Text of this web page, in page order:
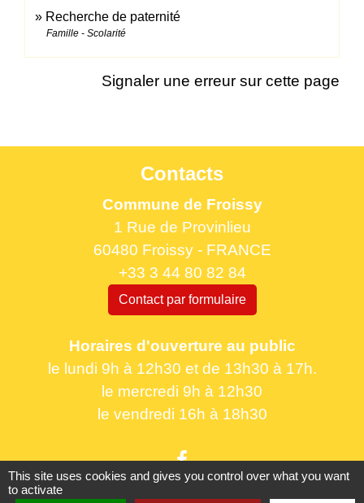
Recherche de paternité
Famille - Scolarité
Signaler une erreur sur cette page
Contacts
Commune de Froissy
1 Rue de Provinlieu
60480 Froissy - FRANCE
+33 3 44 80 82 84
Contact par formulaire
Horaires d'ouverture au public
le lundi 9h à 12h30 et de 13h30 à 17h.
le mercredi 9h à 12h30
le vendredi 16h à 18h30
This site uses cookies and gives you control over what you want
to activate